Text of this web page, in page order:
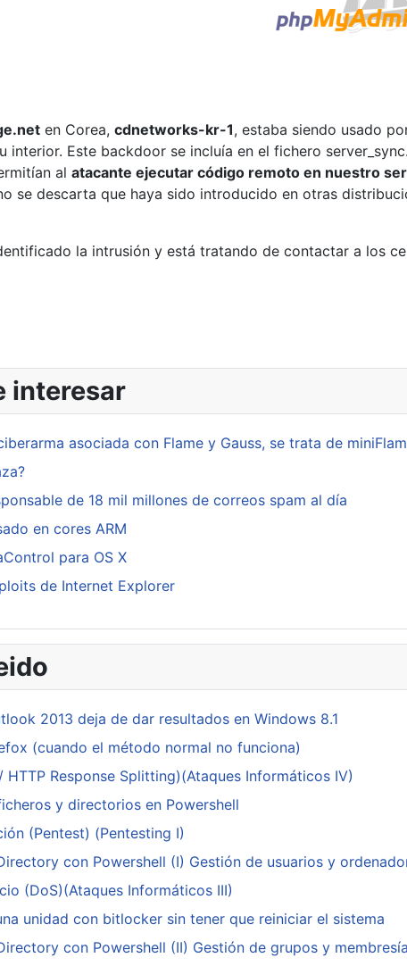
en Corea, cdnetworks-kr-1, estaba siendo usado
interior. Este backdoor se incluía en el fichero
al atacante ejecutar código remoto en nuestro
se descarta que haya sido introducido en otras
la intrusión y está tratando de contactar a los
como SHA-3
interesar
asociada con Flame y Gauss, se trata de
de 18 mil millones de correos spam al día
en cores ARM
para OS X
de Internet Explorer
2013 deja de dar resultados en Windows 8.1
(cuando el método normal no funciona)
HTTP Response Splitting)(Ataques Informáticos IV)
y directorios en Powershell
(Pentest) (Pentesting I)
con Powershell (I) Gestión de usuarios y
(DoS)(Ataques Informáticos III)
unidad con bitlocker sin tener que reiniciar el sistema
con Powershell (II) Gestión de grupos y